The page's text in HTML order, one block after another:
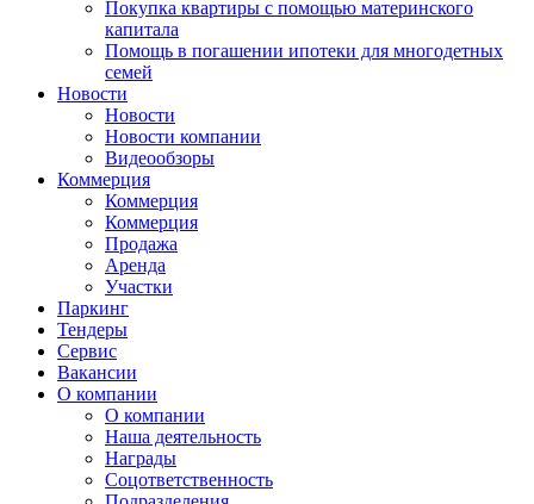
Покупка квартиры с помощью материнского
капитала
Помощь в погашении ипотеки для многодетных
семей
Новости
Новости
Новости компании
Видеообзоры
Коммерция
Коммерция
Коммерция
Продажа
Аренда
Участки
Паркинг
Тендеры
Сервис
Вакансии
О компании
О компании
Наша деятельность
Награды
Соцответственность